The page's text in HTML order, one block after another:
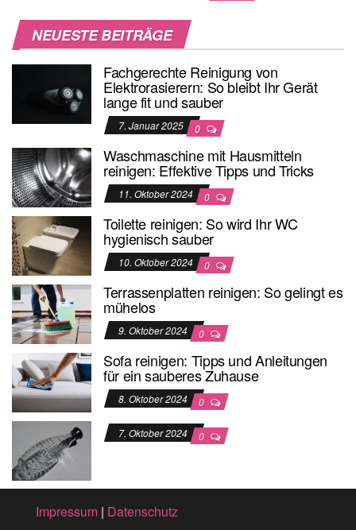
NEUESTE BEITRÄGE
Fachgerechte Reinigung von
Elektrorasierern: So bleibt Ihr Gerät
lange fit und sauber
7. Januar 2025 0
Waschmaschine mit Hausmitteln
reinigen: Effektive Tipps und Tricks
11. Oktober 2024 0
Toilette reinigen: So wird Ihr WC
hygienisch sauber
10. Oktober 2024 0
Terrassenplatten reinigen: So gelingt es
mühelos
9. Oktober 2024 0
Sofa reinigen: Tipps und Anleitungen
für ein sauberes Zuhause
8. Oktober 2024 0
7. Oktober 2024 0
Impressum | Datenschutz